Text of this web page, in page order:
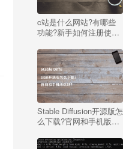
c站是什么网站?有哪些
功能?新手如何注册使
Stable Diffusion开源版怎
么下载?官网和手机版区